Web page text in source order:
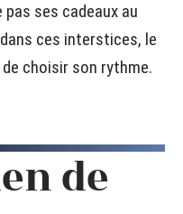
ses cadeaux au
ces interstices, le
choisir son rythme.
de